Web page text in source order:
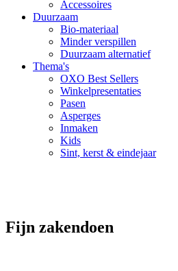
Accessoires
Duurzaam
Bio-materiaal
Minder verspillen
Duurzaam alternatief
Thema's
OXO Best Sellers
Winkelpresentaties
Pasen
Asperges
Inmaken
Kids
Sint, kerst & eindejaar
Fijn zakendoen